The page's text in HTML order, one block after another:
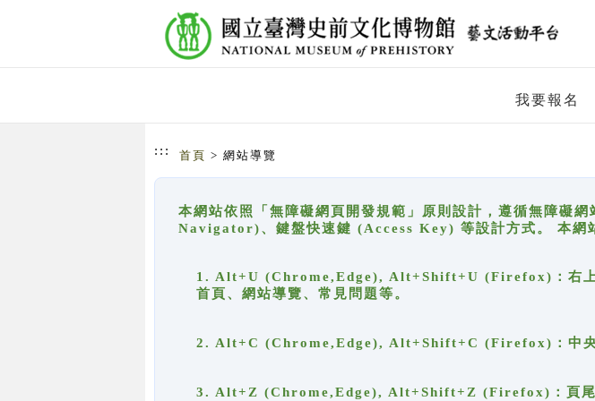
我要報名
::: 首頁 > 網站導覽
本網站依照「無障礙網頁開發規範」原則設計，遵循無障礙
Navigator)、鍵盤快速鍵 (Access Key) 等設計方式。 本網
1. Alt+U (Chrome,Edge), Alt+Shift+U (Firefox)：右上
首頁、網站導覽、常見問題等。
2. Alt+C (Chrome,Edge), Alt+Shift+C (Firefox)：中央
3. Alt+Z (Chrome,Edge), Alt+Shift+Z (Firefox)：頁尾